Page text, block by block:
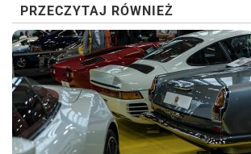
PRZECZYTAJ RÓWNIEŻ